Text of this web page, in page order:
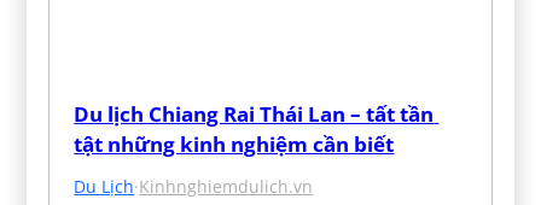
Du lịch Chiang Rai Thái Lan – tất tần
tật những kinh nghiệm cần biết
Du Lịch·Kinhnghiemdulich.vn